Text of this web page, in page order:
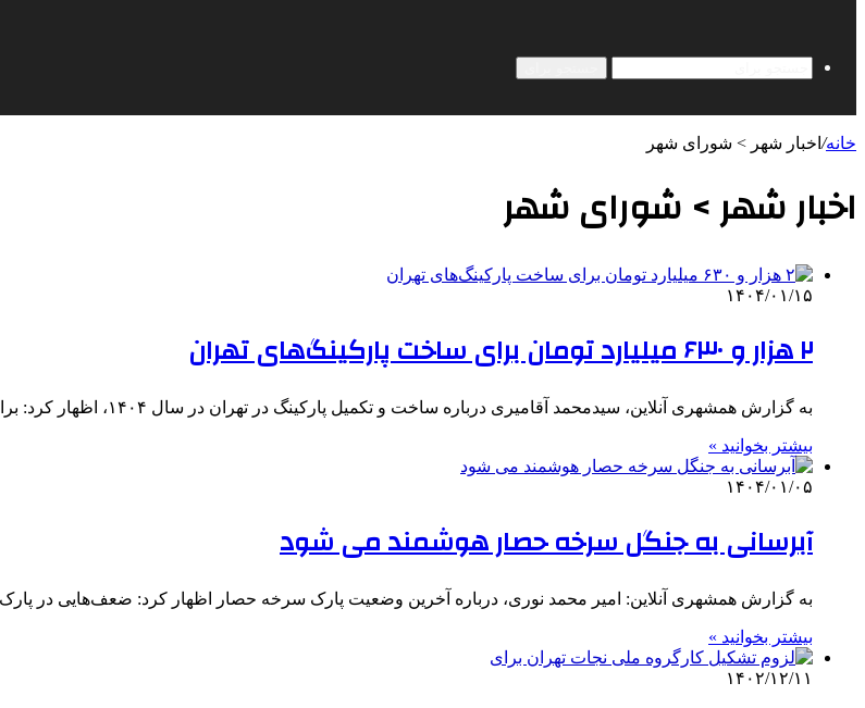
خانه/ اخبار شهر > شورای شهر
اخبار شهر > شورای شهر
۱۴۰۴/۰۱/۱۵
۲ هزار و ۶۳۰ میلیارد تومان برای ساخت پارکینگ‌های تهران
به گزارش همشهری آنلاین، سیدمحمد آقامیری درباره ساخت و تکمیل پارکینگ‌ در تهران در سال ۱۴۰۴، اظهار کرد: برای ایمن…
بیشتر بخوانید »
۱۴۰۴/۰۱/۰۵
آبرسانی به جنگل سرخه حصار هوشمند می شود
به گزارش همشهری آنلاین: امیر محمد نوری، درباره آخرین وضعیت پارک سرخه حصار اظهار کرد: ضعف‌هایی در
بیشتر بخوانید »
۱۴۰۲/۱۲/۱۱